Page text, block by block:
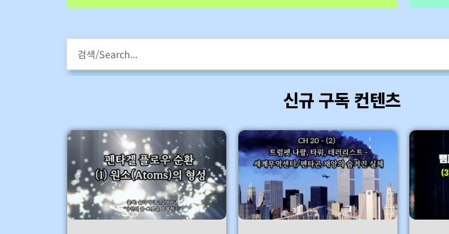
HM스타라이팅 워크샵 1 한국어특
강
신규 구독 컨텐츠